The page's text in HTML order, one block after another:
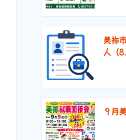
美祢
人（
９月